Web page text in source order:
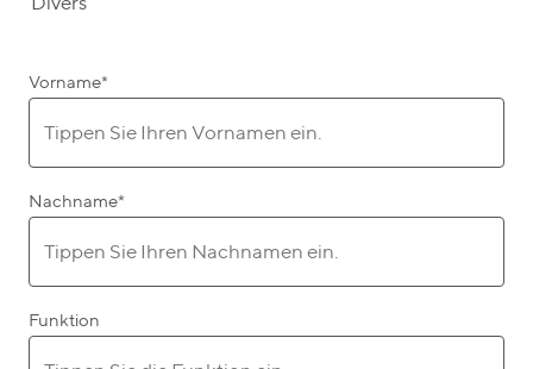
Vorname*
Nachname*
Funktion